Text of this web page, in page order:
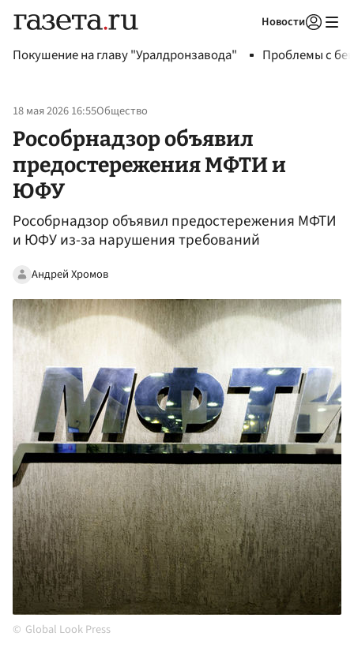
Новости
Покушение на главу "Уралдронзавода" Проблемы с
18 мая 2026 16:55Общество
Рособрнадзор объявил
предостережения МФТИ и
ЮФУ
Рособрнадзор объявил предостережения МФТИ
и ЮФУ из-за нарушения требований
Андрей Хромов
Global Look Press